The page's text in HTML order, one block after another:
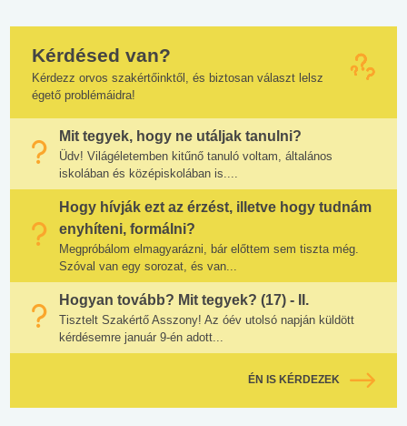
Kérdésed van?
Kérdezz orvos szakértőinktől, és biztosan választ lelsz
égető problémáidra!
Mit tegyek, hogy ne utáljak tanulni?
Üdv! Világéletemben kitűnő tanuló voltam, általános
iskolában és középiskolában is....
Hogy hívják ezt az érzést, illetve hogy tudnám
enyhíteni, formálni?
Megpróbálom elmagyarázni, bár előttem sem tiszta még.
Szóval van egy sorozat, és van...
Hogyan tovább? Mit tegyek? (17) - II.
Tisztelt Szakértő Asszony! Az óév utolsó napján küldött
kérdésemre január 9-én adott...
ÉN IS KÉRDEZEK